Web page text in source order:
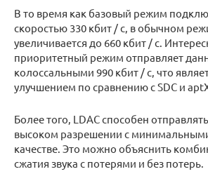
В то время как базовый режим
скоростью 330 кбит / с, в обычном
увеличивается до 660 кбит / с.
приоритетный режим отправляет
колоссальными 990 кбит / с, что
улучшением по сравнению с SDC и
Более того, LDAC способен
высоком разрешении с
качестве. Это можно объяснить
сжатия звука с потерями и без потерь.